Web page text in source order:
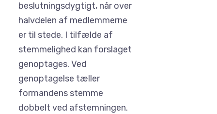
beslutningsdygtigt, når over
halvdelen af medlemmerne
er til stede. I tilfælde af
stemmelighed kan forslaget
genoptages. Ved
genoptagelse tæller
formandens stemme
dobbelt ved afstemningen.